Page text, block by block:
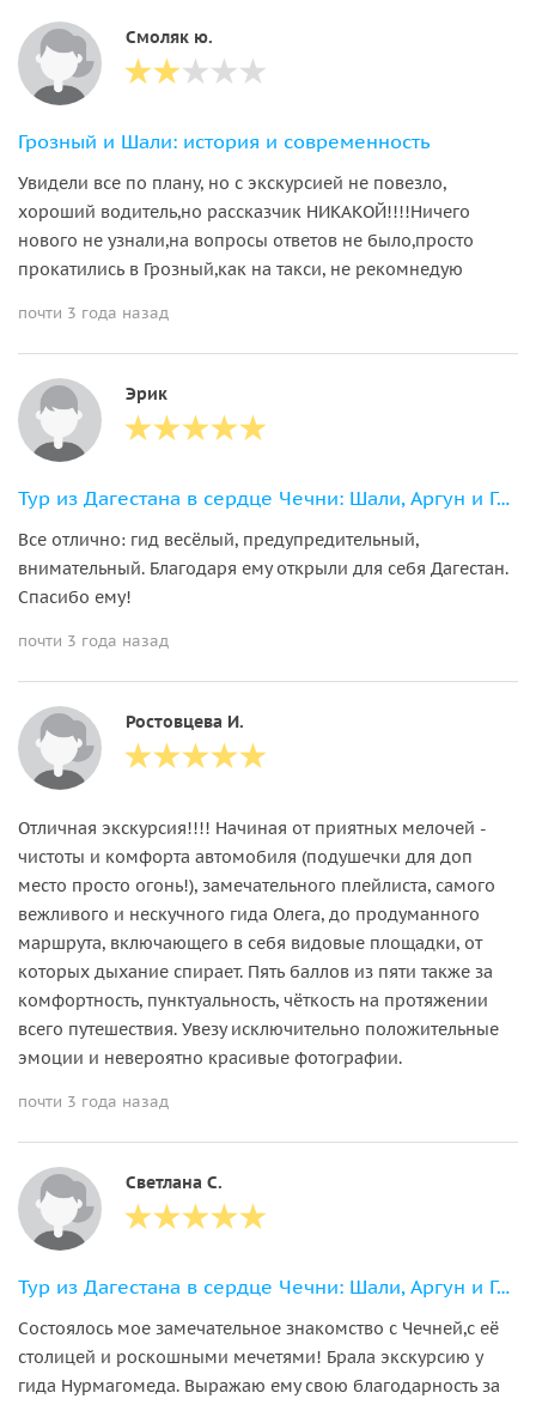
Смоляк ю.
Грозный и Шали: история и современность
Увидели все по плану, но с экскурсией не повезло,
хороший водитель,но рассказчик НИКАКОЙ!!!!Ничего
нового не узнали,на вопросы ответов не было,просто
прокатились в Грозный,как на такси, не рекомнедую
почти 3 года назад
Эрик
Тур из Дагестана в сердце Чечни: Шали, Аргун и Грозный
Все отлично: гид весёлый, предупредительный,
внимательный. Благодаря ему открыли для себя Дагестан.
Спасибо ему!
почти 3 года назад
Ростовцева И.
Отличная экскурсия!!!! Начиная от приятных мелочей -
чистоты и комфорта автомобиля (подушечки для доп
место просто огонь!), замечательного плейлиста, самого
вежливого и нескучного гида Олега, до продуманного
маршрута, включающего в себя видовые площадки, от
которых дыхание спирает. Пять баллов из пяти также за
комфортность, пунктуальность, чёткость на протяжении
всего путешествия. Увезу исключительно положительные
эмоции и невероятно красивые фотографии.
почти 3 года назад
Светлана С.
Тур из Дагестана в сердце Чечни: Шали, Аргун и Грозный
Состоялось мое замечательное знакомство с Чечней,с её
столицей и роскошными мечетями! Брала экскурсию у
гида Нурмагомеда. Выражаю ему свою благодарность за